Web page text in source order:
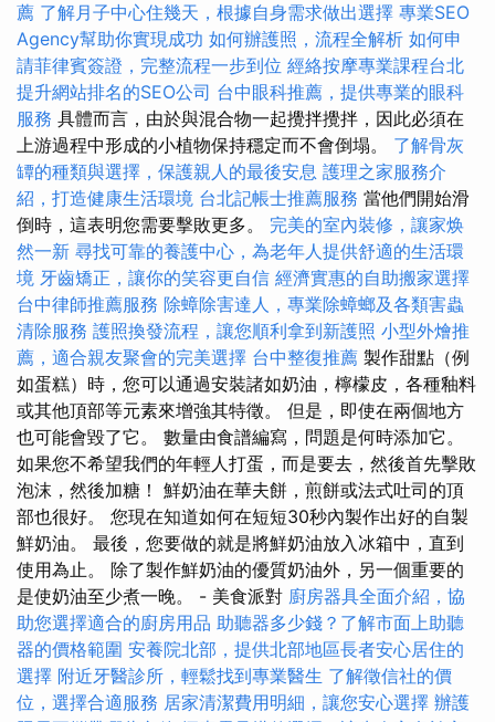
薦 了解月子中心住幾天，根據自身需求做出選擇 專業SEO
Agency幫助你實現成功 如何辦護照，流程全解析 如何申
請菲律賓簽證，完整流程一步到位 經絡按摩專業課程台北
提升網站排名的SEO公司 台中眼科推薦，提供專業的眼科
服務 具體而言，由於與混合物一起攪拌攪拌，因此必須在
上游過程中形成的小植物保持穩定而不會倒塌。 了解骨灰
罈的種類與選擇，保護親人的最後安息 護理之家服務介
紹，打造健康生活環境 台北記帳士推薦服務 當他們開始滑
倒時，這表明您需要擊敗更多。 完美的室內裝修，讓家焕
然一新 尋找可靠的養護中心，為老年人提供舒適的生活環
境 牙齒矯正，讓你的笑容更自信 經濟實惠的自助搬家選擇
台中律師推薦服務 除蟑除害達人，專業除蟑螂及各類害蟲
清除服務 護照換發流程，讓您順利拿到新護照 小型外燴推
薦，適合親友聚會的完美選擇 台中整復推薦 製作甜點（例
如蛋糕）時，您可以通過安裝諸如奶油，檸檬皮，各種釉料
或其他頂部等元素來增強其特徵。 但是，即使在兩個地方
也可能會毀了它。 數量由食譜編寫，問題是何時添加它。
如果您不希望我們的年輕人打蛋，而是要去，然後首先擊敗
泡沫，然後加糖！ 鮮奶油在華夫餅，煎餅或法式吐司的頂
部也很好。 您現在知道如何在短短30秒內製作出好的自製
鮮奶油。 最後，您要做的就是將鮮奶油放入冰箱中，直到
使用為止。 除了製作鮮奶油的優質奶油外，另一個重要的
是使奶油至少煮一晚。 - 美食派對 廚房器具全面介紹，協
助您選擇適合的廚房用品 助聽器多少錢？了解市面上助聽
器的價格範圍 安養院北部，提供北部地區長者安心居住的
選擇 附近牙醫診所，輕鬆找到專業醫生 了解徵信社的價
位，選擇合適服務 居家清潔費用明細，讓您安心選擇 辦護